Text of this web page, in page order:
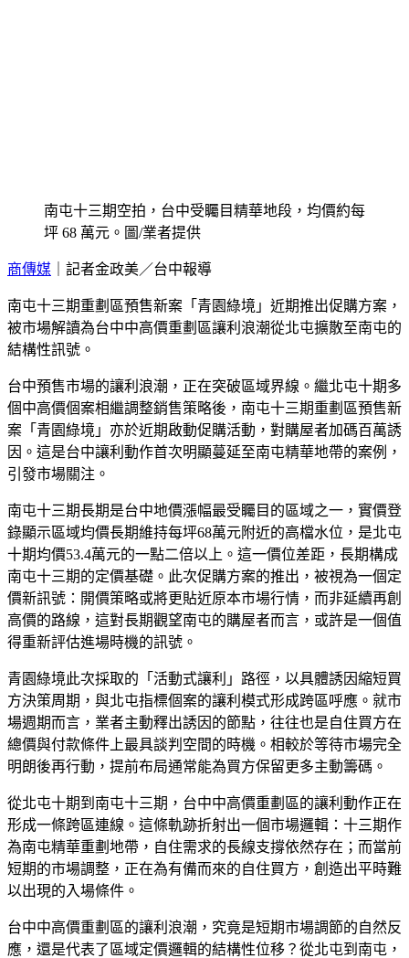
南屯十三期空拍，台中受矚目精華地段，均價約每
坪 68 萬元。圖/業者提供
商傳媒 ｜記者金政美／台中報導
南屯十三期重劃區預售新案「青園綠境」近期推出促購方案，
被市場解讀為台中中高價重劃區讓利浪潮從北屯擴散至南屯的
結構性訊號。
台中預售市場的讓利浪潮，正在突破區域界線。繼北屯十期多
個中高價個案相繼調整銷售策略後，南屯十三期重劃區預售新
案「青園綠境」亦於近期啟動促購活動，對購屋者加碼百萬誘
因。這是台中讓利動作首次明顯蔓延至南屯精華地帶的案例，
引發市場關注。
南屯十三期長期是台中地價漲幅最受矚目的區域之一，實價登
錄顯示區域均價長期維持每坪68萬元附近的高檔水位，是北屯
十期均價53.4萬元的一點二倍以上。這一價位差距，長期構成
南屯十三期的定價基礎。此次促購方案的推出，被視為一個定
價新訊號：開價策略或將更貼近原本市場行情，而非延續再創
高價的路線，這對長期觀望南屯的購屋者而言，或許是一個值
得重新評估進場時機的訊號。
青園綠境此次採取的「活動式讓利」路徑，以具體誘因縮短買
方決策周期，與北屯指標個案的讓利模式形成跨區呼應。就市
場週期而言，業者主動釋出誘因的節點，往往也是自住買方在
總價與付款條件上最具談判空間的時機。相較於等待市場完全
明朗後再行動，提前布局通常能為買方保留更多主動籌碼。
從北屯十期到南屯十三期，台中中高價重劃區的讓利動作正在
形成一條跨區連線。這條軌跡折射出一個市場邏輯：十三期作
為南屯精華重劃地帶，自住需求的長線支撐依然存在；而當前
短期的市場調整，正在為有備而來的自住買方，創造出平時難
以出現的入場條件。
台中中高價重劃區的讓利浪潮，究竟是短期市場調節的自然反
應，還是代表了區域定價邏輯的結構性位移？從北屯到南屯，